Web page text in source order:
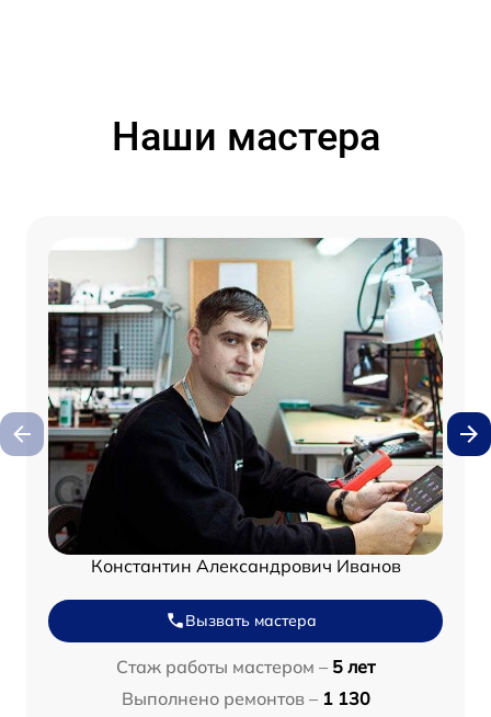
Наши мастера
Константин Александрович Иванов
Вызвать мастера
Стаж работы мастером – 5 лет
Выполнено ремонтов – 1 130